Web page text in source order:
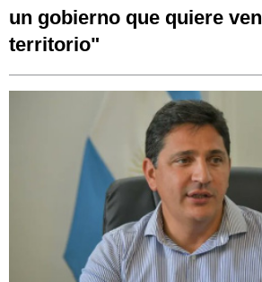
un gobierno que quiere
territorio"